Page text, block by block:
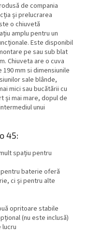
de compania
și prelucrarea
o chiuvetă
amplu pentru un
Este disponibil
pe sau sub blat
Chiuveta are o cuva
190 mm si dimensiunile
sale blânde,
mici sau bucătării cu
și mai mare, dopul de
unui
45:
spațiu pentru
baterie oferă
ci și pentru alte
opritoare stabile
(nu este inclusă)
lucru